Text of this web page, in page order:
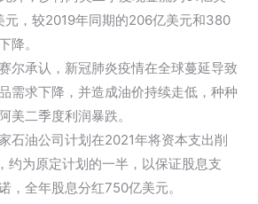
元，较2019年同期的206亿美元和380
降。
尔承认，新冠肺炎疫情在全球蔓延导致
需求下降，并造成油价持续走低，种种
美二季度利润暴跌。
石油公司计划在2021年将资本支出削
约为原定计划的一半，以保证股息支
，全年股息分红750亿美元。